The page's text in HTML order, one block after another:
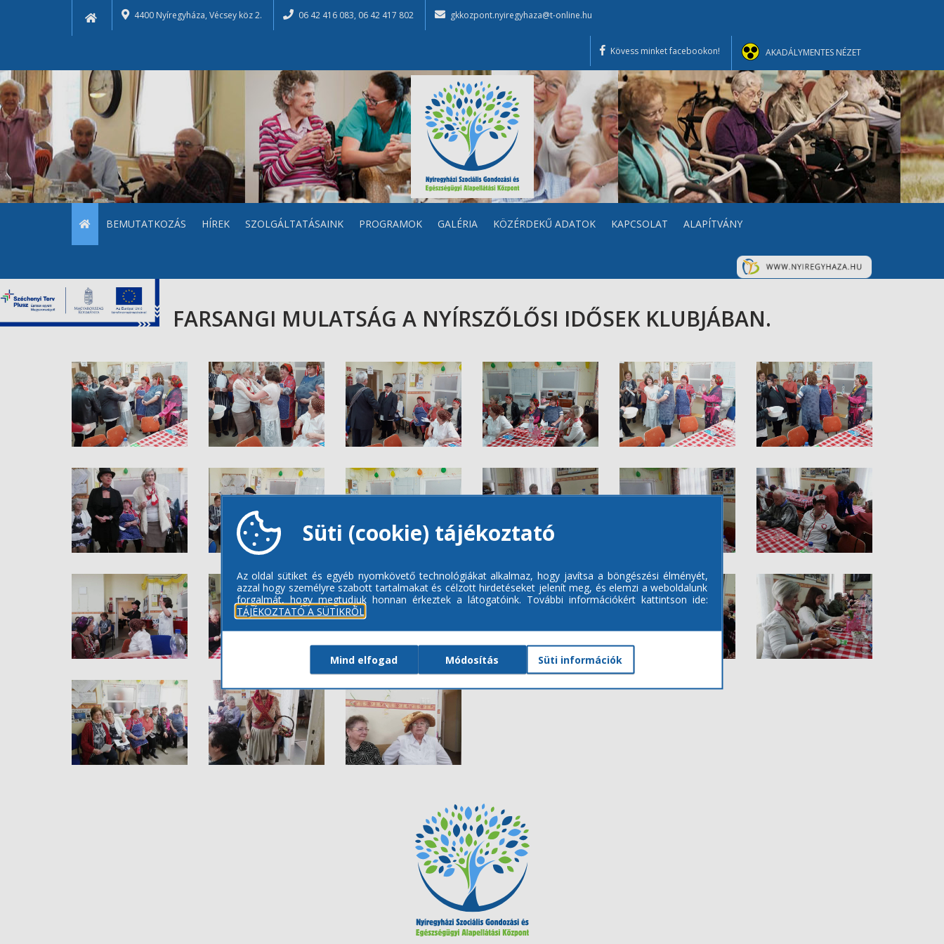
4400 Nyíregyháza, Vécsey köz 2. 06 42 416 083, 06 42 417 802 gkkozpont.nyiregyhaza@t-online.hu
AKADÁLYMENTES NÉZET
Kövess minket facebookon!
BEMUTATKOZÁS HÍREK SZOLGÁLTATÁSAINK PROGRAMOK GALÉRIA KÖZÉRDEKŰ ADATOK KAPCSOLAT ALAPÍTVÁNY
FARSANGI MULATSÁG A NYÍRSZŐLŐSI IDŐSEK KLUBJÁBAN.
Süti (cookie) tájékoztató
Az oldal sütiket és egyéb nyomkövető technológiákat alkalmaz, hogy javítsa a böngészési élményét,
azzal hogy személyre szabott tartalmakat és célzott hirdetéseket jelenít meg, és elemzi a weboldalunk
forgalmát, hogy megtudjuk honnan érkeztek a látogatóink. További információkért kattintson ide:
TÁJÉKOZTATÓ A SÜTIKRŐL
Mind elfogad Módosítás Süti információk